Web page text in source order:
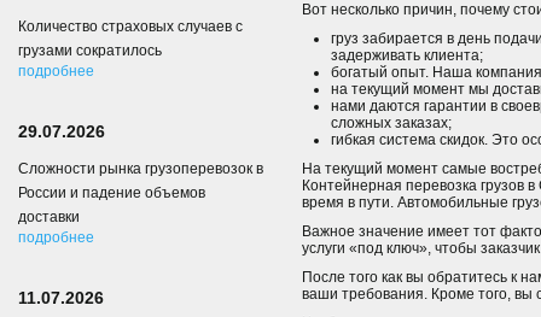
Вот несколько причин, почему
груз забирается в день
задерживать клиента;
богатый опыт. Наша
на текущий момент мы
нами даются гарантии в
сложных заказах;
гибкая система скидок. Это
На текущий момент самые
Контейнерная перевозка грузов
время в пути. Автомобильные
Важное значение имеет тот
услуги «под ключ», чтобы
После того как вы обратитесь к
ваши требования. Кроме того, вы
Количество страховых случаев с
грузами сократилось
подробнее
29.07.2026
Сложности рынка грузоперевозок в
России и падение объемов
доставки
подробнее
11.07.2026